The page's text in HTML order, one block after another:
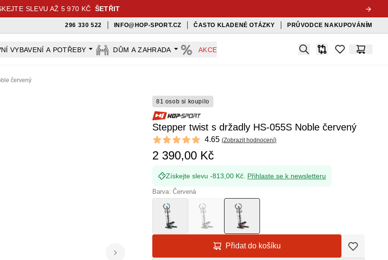
SLEVU AŽ 5 970 KČ ŠETŘIT
296 330 522 INFO@HOP-SPORT.CZ ČASTO KLADENÉ OTÁZKY PRŮVODCE NAKUPOVÁNÍM
VYBAVENÍ A POTŘEBY DŮM A ZAHRADA AKCE Search
Srovnávačitems inKošík
červený
81 osob si koupilo
Stepper twist s držadly HS-055S Noble červený
Reviews
4.65 out of 5 stars 4.65 (Zobrazit hodnocení)
2 390,00 Kč
Získejte slevu -813,00 Kč. Přihlaste se k newsletteru
Barva: Červená
Přidat do košíku